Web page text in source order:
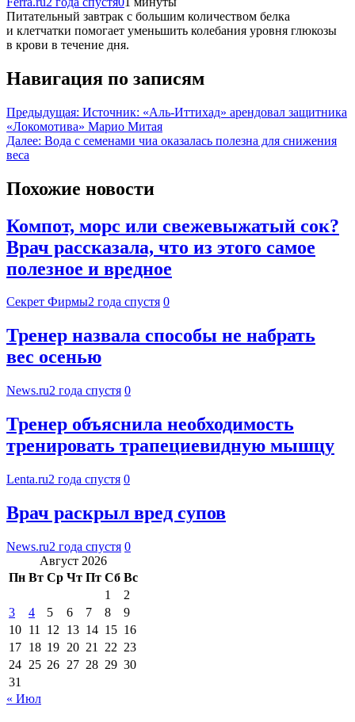
Питательный завтрак с большим количеством белка
и клетчатки помогает уменьшить колебания уровня глюкозы
в крови в течение дня.
Навигация по записям
Предыдущая: Источник: «Аль-Иттихад» арендовал защитника
«Локомотива» Марио Митая
Далее: Вода с семенами чиа оказалась полезна для снижения
веса
Похожие новости
Компот, морс или свежевыжатый сок?
Врач рассказала, что из этого самое
полезное и вредное
Секрет Фирмы2 года спустя 0
Тренер назвала способы не набрать
вес осенью
News.ru2 года спустя 0
Тренер объяснила необходимость
тренировать трапециевидную мышцу
Lenta.ru2 года спустя 0
Врач раскрыл вред супов
News.ru2 года спустя 0
Август 2026
Пн Вт Ср Чт Пт Сб Вс
1
2
3
4 5 6 7 8
9
10 11 12 13 14 15 16
17 18 19 20 21 22 23
24 25 26 27 28 29 30
31
« Июл